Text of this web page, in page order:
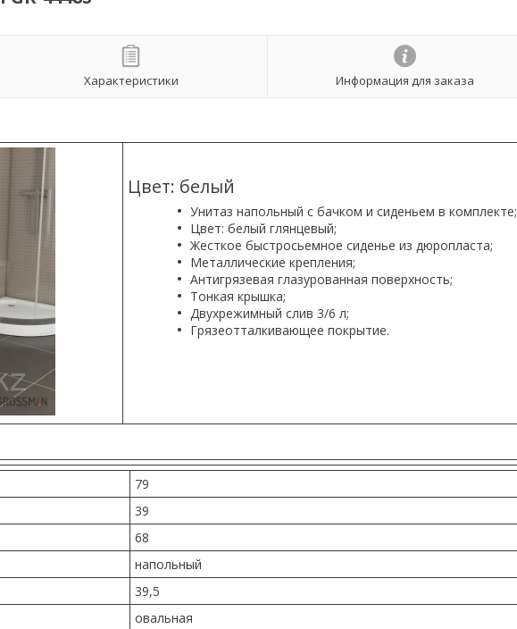
Характеристики Информация для заказа
Цвет: белый
Унитаз напольный с бачком и сиденьем в комплекте;
Цвет: белый глянцевый;
Жесткое быстросьемное сиденье из дюропласта;
Металлические крепления;
Антигрязевая глазурованная поверхность;
Тонкая крышка;
Двухрежимный слив 3/6 л;
Грязеотталкивающее покрытие.
79
39
68
напольный
39,5
овальная